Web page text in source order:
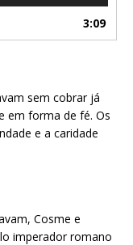
3:09
sem cobrar já
em forma de fé. Os
e a caridade
Cosme e
imperador romano